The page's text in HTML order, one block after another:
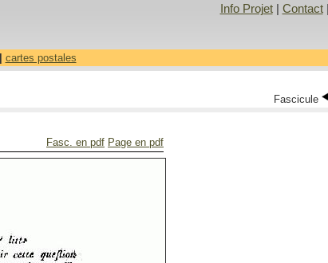
Info Projet| Contact|
cartes postales
Fascicule
Fasc. en pdf Page en pdf